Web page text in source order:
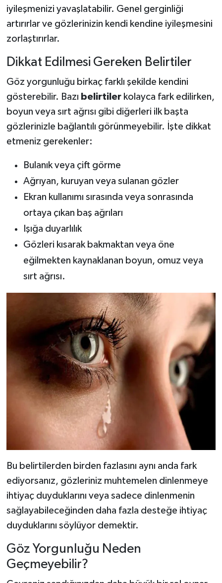
iyileşmenizi yavaşlatabilir. Genel gerginliği
artırırlar ve gözlerinizin kendi kendine iyileşmesini
zorlaştırırlar.
Dikkat Edilmesi Gereken Belirtiler
Göz yorgunluğu birkaç farklı şekilde kendini
gösterebilir. Bazı belirtilerkolayca fark edilirken,
boyun veya sırt ağrısı gibi diğerleri ilk başta
gözlerinizle bağlantılı görünmeyebilir. İşte dikkat
etmeniz gerekenler:
Bulanık veya çift görme
Ağrıyan, kuruyan veya sulanan gözler
Ekran kullanımı sırasında veya sonrasında
ortaya çıkan baş ağrıları
Işığa duyarlılık
Gözleri kısarak bakmaktan veya öne
eğilmekten kaynaklanan boyun, omuz veya
sırt ağrısı.
Bu belirtilerden birden fazlasını aynı anda fark
ediyorsanız, gözleriniz muhtemelen dinlenmeye
ihtiyaç duyduklarını veya sadece dinlenmenin
sağlayabileceğinden daha fazla desteğe ihtiyaç
duyduklarını söylüyor demektir.
Göz Yorgunluğu Neden
Geçmeyebilir?